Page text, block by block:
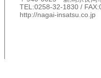
TEL:0258-32-1830 /
http://nagai-insatsu.co.jp